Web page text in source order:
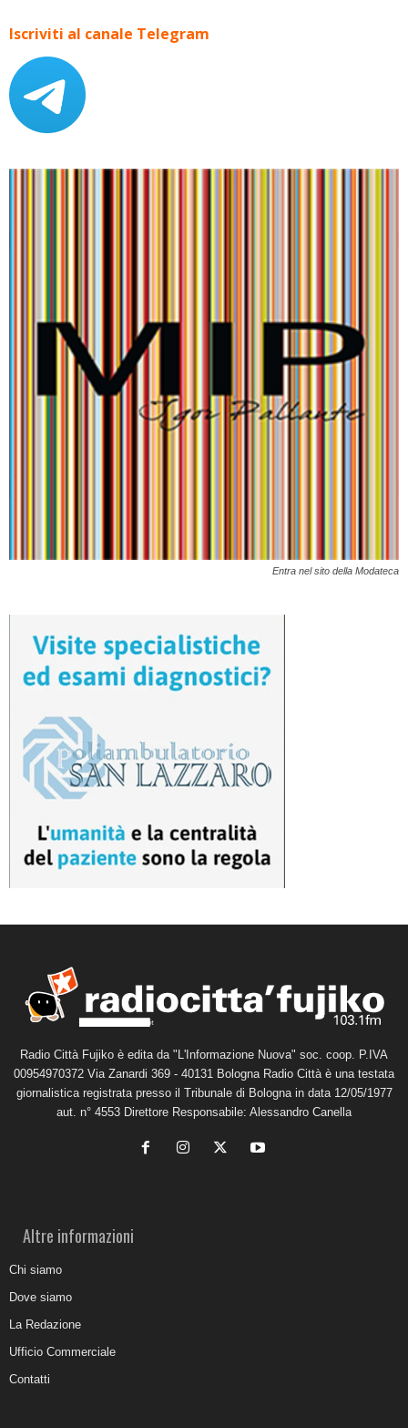
Iscriviti al canale Telegram
Entra nel sito della Modateca
Radio Città Fujiko è edita da "L'Informazione Nuova" soc. coop. P.IVA
00954970372 Via Zanardi 369 - 40131 Bologna Radio Città è una testata
giornalistica registrata presso il Tribunale di Bologna in data 12/05/1977
aut. n° 4553 Direttore Responsabile: Alessandro Canella
Altre informazioni
Chi siamo
Dove siamo
La Redazione
Ufficio Commerciale
Contatti